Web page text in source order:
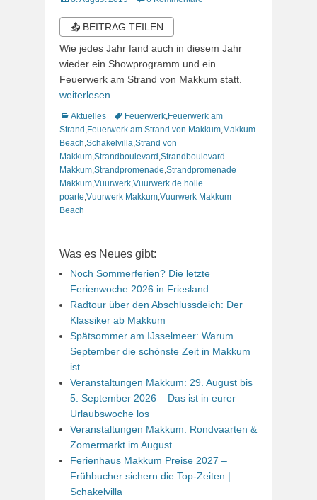
📤 BEITRAG TEILEN
Wie jedes Jahr fand auch in diesem Jahr
wieder ein Showprogramm und ein
Feuerwerk am Strand von Makkum statt.
weiterlesen…
Kategorien
Aktuelles Schlagworte
Feuerwerk Feuerwerk am
Strand Feuerwerk am Strand von Makkum Makkum
Beach Schakelvilla Strand von
Makkum Strandboulevard Strandboulevard
Makkum Strandpromenade Strandpromenade
Makkum Vuurwerk Vuurwerk de holle
poarte Vuurwerk Makkum Vuurwerk Makkum
Beach
Was es Neues gibt:
Noch Sommerferien? Die letzte
Ferienwoche 2026 in Friesland
Radtour über den Abschlussdeich: Der
Klassiker ab Makkum
Spätsommer am IJsselmeer: Warum
September die schönste Zeit in Makkum
ist
Veranstaltungen Makkum: 29. August bis
5. September 2026 – Das ist in eurer
Urlaubswoche los
Veranstaltungen Makkum: Rondvaarten &
Zomermarkt im August
Ferienhaus Makkum Preise 2027 –
Frühbucher sichern die Top-Zeiten |
Schakelvilla